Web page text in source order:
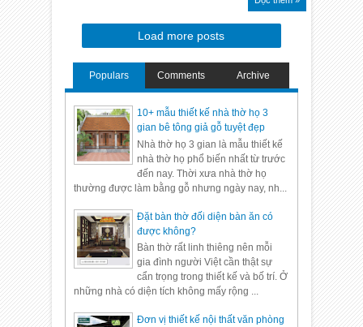
Load more posts
Populars Comments Archive
10+ mẫu thiết kế nhà thờ họ 3
gian bê tông giả gỗ tuyệt đẹp
Nhà thờ họ 3 gian là mẫu thiết kế
nhà thờ họ phổ biến nhất từ trước
đến nay. Thời xưa nhà thờ họ
thường được làm bằng gỗ nhưng ngày nay, nh...
Đặt bàn thờ đối diện bàn ăn có
được không?
Bàn thờ rất linh thiêng nên mỗi
gia đình người Việt cần thật sự
cẩn trọng trong thiết kế và bố trí. Ở
những nhà có diện tích không mấy rộng ...
Đơn vị thiết kế nội thất văn phòng